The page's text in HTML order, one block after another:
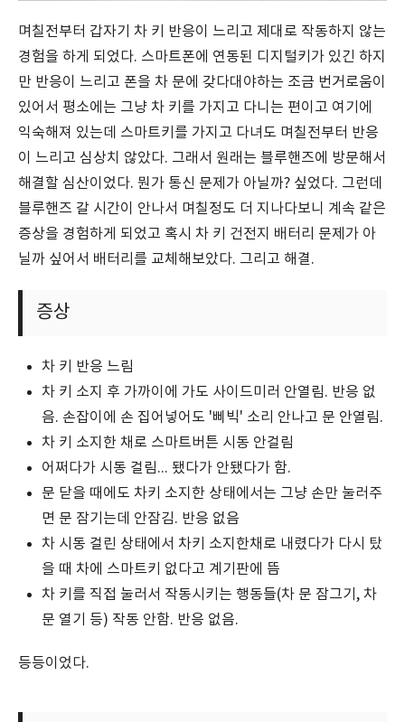
며칠전부터 갑자기 차 키 반응이 느리고 제대로 작동하지 않는
경험을 하게 되었다. 스마트폰에 연동된 디지털키가 있긴 하지
만 반응이 느리고 폰을 차 문에 갖다대야하는 조금 번거로움이
있어서 평소에는 그냥 차 키를 가지고 다니는 편이고 여기에
익숙해져 있는데 스마트키를 가지고 다녀도 며칠전부터 반응
이 느리고 심상치 않았다. 그래서 원래는 블루핸즈에 방문해서
해결할 심산이었다. 뭔가 통신 문제가 아닐까? 싶었다. 그런데
블루핸즈 갈 시간이 안나서 며칠정도 더 지나다보니 계속 같은
증상을 경험하게 되었고 혹시 차 키 건전지 배터리 문제가 아
닐까 싶어서 배터리를 교체해보았다. 그리고 해결.
증상
차 키 반응 느림
차 키 소지 후 가까이에 가도 사이드미러 안열림. 반응 없
음. 손잡이에 손 집어넣어도 '삐빅' 소리 안나고 문 안열림.
차 키 소지한 채로 스마트버튼 시동 안걸림
어쩌다가 시동 걸림... 됐다가 안됐다가 함.
문 닫을 때에도 차키 소지한 상태에서는 그냥 손만 눌러주
면 문 잠기는데 안잠김. 반응 없음
차 시동 걸린 상태에서 차키 소지한채로 내렸다가 다시 탔
을 때 차에 스마트키 없다고 계기판에 뜸
차 키를 직접 눌러서 작동시키는 행동들(차 문 잠그기, 차
문 열기 등) 작동 안함. 반응 없음.
등등이었다.